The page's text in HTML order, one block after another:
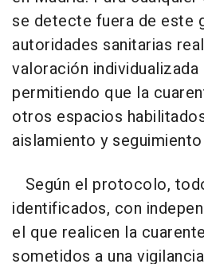
se detecte fuera de este
autoridades sanitarias
valoración
permitiendo que la
otros espacios
aislamiento y
Según el protocolo,
identificados, con
el que realicen la
sometidos a una